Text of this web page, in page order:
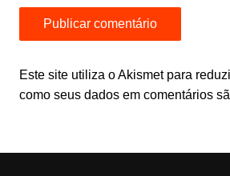
Este site utiliza o Akismet para
como seus dados em comentários